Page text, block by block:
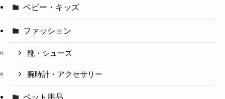
ベビー・キッズ
ファッション
靴・シューズ
腕時計・アクセサリー